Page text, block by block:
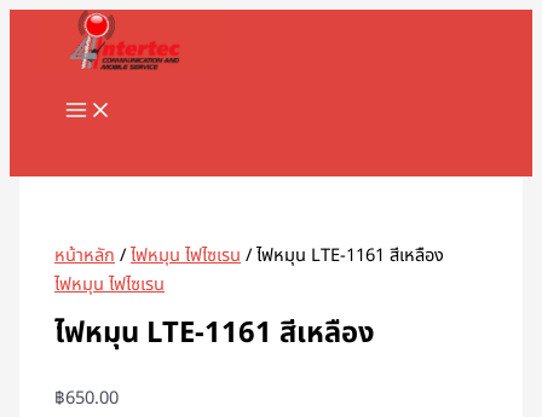
Skip
MAIN
MENU
หน้าหลัก/ไฟหมุน ไฟไซเรน/ ไฟหมุน LTE-1161 สีเหลือง
ไฟหมุน ไฟไซเรน
ไฟหมุน LTE-1161 สีเหลือง
฿650.00
จำนวน
หมุน
LTE-